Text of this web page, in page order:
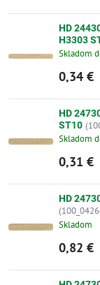
HD
H3303
Skladom
0,34 €
HD
ST10
Skladom
0,31 €
HD
Skladom
0,82 €